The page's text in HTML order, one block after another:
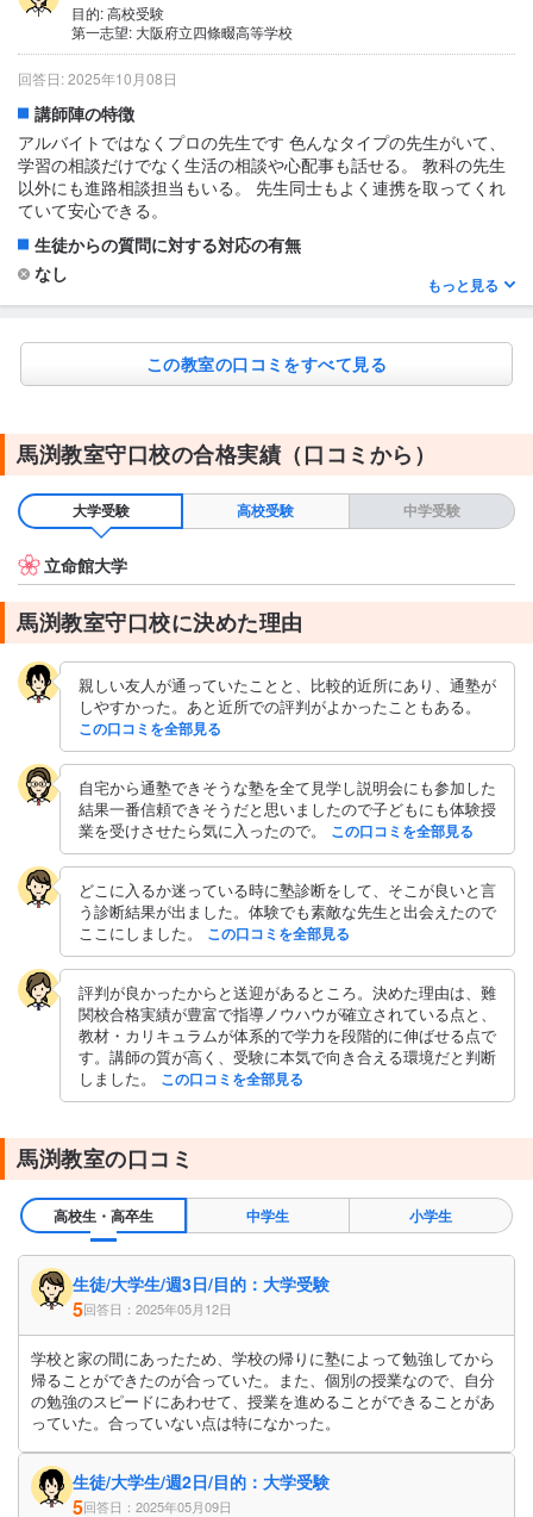
授業の形式・流れ・雰囲気
授業の雰囲気としては先生に質問しやすい雰囲気になっていま
他の子もわかっていない子がいるという精神でいます。質問をす
ると感謝されることもあるので良いと思います！
テキスト・教材について
わかりやすい
目的: 高校受験
第一志望: 大阪府立四條畷高等学校
回答日: 2025年10月08日
講師陣の特徴
アルバイトではなくプロの先生です 色んなタイプの先生がいて、
学習の相談だけでなく生活の相談や心配事も話せる。 教科の先生
以外にも進路相談担当もいる。 先生同士もよく連携を取ってくれ
ていて安心できる。
生徒からの質問に対する対応の有無
なし
1日あたりの授業時間について
授業の形式・流れ・雰囲気
は後から個別で教えてくれる。授業の雰囲気は和やかな時が多く
て、みんな仲良く勉強できている
テキスト・教材について
塾のオリジナルテキスト
もっと見る
この教室の口コミをすべて見る
馬渕教室守口校の合格実績（口コミから）
大学受験 高校受験 中学受験
立命館大学
馬渕教室守口校に決めた理由
親しい友人が通っていたことと、比較的近所にあり、通塾が
しやすかった。あと近所での評判がよかったこともある。
この口コミを全部見る
自宅から通塾できそうな塾を全て見学し説明会にも参加した
結果一番信頼できそうだと思いましたので子どもにも体験授
業を受けさせたら気に入ったので。 この口コミを全部見る
どこに入るか迷っている時に塾診断をして、そこが良いと言
う診断結果が出ました。体験でも素敵な先生と出会えたので
ここにしました。 この口コミを全部見る
評判が良かったからと送迎があるところ。決めた理由は、難
関校合格実績が豊富で指導ノウハウが確立されている点と、
教材・カリキュラムが体系的で学力を段階的に伸ばせる点で
す。講師の質が高く、受験に本気で向き合える環境だと判断
しました。 この口コミを全部見る
馬渕教室の口コミ
高校生・高卒生 中学生 小学生
生徒/大学生/週3日/目的：大学受験
5回答日：2025年05月12日
学校と家の間にあったため、学校の帰りに塾によって勉強してから
帰ることができたのが合っていた。また、個別の授業なので、自分
の勉強のスピードにあわせて、授業を進めることができることがあ
っていた。合っていない点は特になかった。
生徒/大学生/週2日/目的：大学受験
5回答日：2025年05月09日